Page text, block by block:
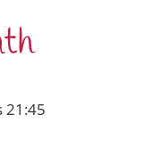
21:45